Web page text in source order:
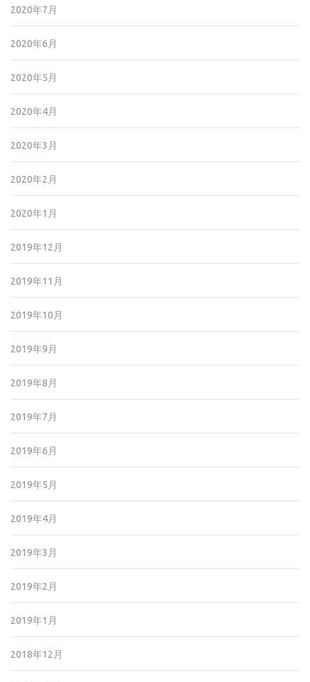
2020年7月
2020年6月
2020年5月
2020年4月
2020年3月
2020年2月
2020年1月
2019年12月
2019年11月
2019年10月
2019年9月
2019年8月
2019年7月
2019年6月
2019年5月
2019年4月
2019年3月
2019年2月
2019年1月
2018年12月